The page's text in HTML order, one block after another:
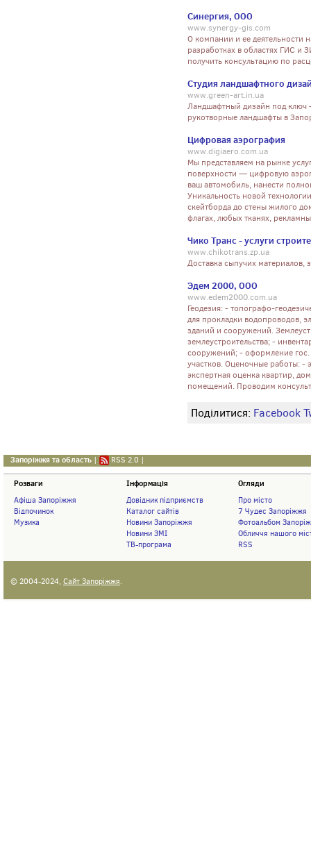
Синергия, ООО
www.synergy-gis.com
О компании и ее деятельности
разработках в областях ГИС и
получить консультацию по
Студия ландшафтного
www.green-art.in.ua
Ландшафтный дизайн под ключ
рукотворные ландшафты в
Цифровая аэрография
www.digiaero.com.ua
Мы представляем на рынке
поверхности — цифровую
ваш автомобиль, нанести
Уникальность новой
скейтборда до стены жилого
флагах, любых тканях,
Чико Транс - услуги
www.chikotrans.zp.ua
Доставка сыпучих материалов,
Эдем 2000, ООО
www.edem2000.com.ua
Геодезия: - топографо-
для прокладки водопроводов,
зданий и сооружений.
землеустроительства; -
сооружений; - оформление гос.
участков. Оценочные работы: -
экспертная оценка квартир,
помещений. Проводим
Поділитися: Facebook
Запоріжжя та область | RSS 2.0 |
Розваги
Афіша Запоріжжя
Відпочинок
Музика
Інформація
Довідник підприємств
Каталог сайтів
Новини Запоріжжя
Новини ЗМІ
ТВ-програма
Огляди
Про місто
7 Чудес Запоріжжя
Фотоальбом
Обличчя нашого
RSS
© 2004-2024, Сайт Запоріжжя.